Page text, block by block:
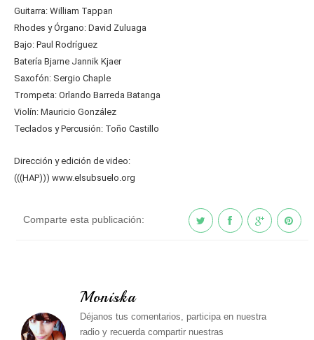
Guitarra: William Tappan
Rhodes y Órgano: David Zuluaga
Bajo: Paul Rodríguez
Batería Bjarne Jannik Kjaer
Saxofón: Sergio Chaple
Trompeta: Orlando Barreda Batanga
Violín: Mauricio González
Teclados y Percusión: Toño Castillo
Dirección y edición de video:
(((HAP))) www.elsubsuelo.org
Comparte esta publicación:
Moniska
Déjanos tus comentarios, participa en nuestra
radio y recuerda compartir nuestras